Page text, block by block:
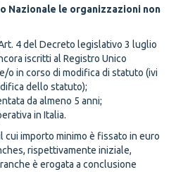
Nazionale le organizzazioni non
4 del Decreto legislativo 3 luglio
iscritti al Registro Unico
o in corso di modifica di statuto (ivi
dello statuto);
da almeno 5 anni;
in Italia.
cui importo minimo è fissato in euro
rispettivamente iniziale,
è erogata a conclusione